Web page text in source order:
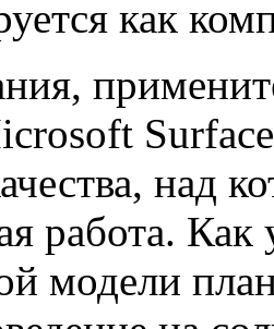
как
над
работа.
модели